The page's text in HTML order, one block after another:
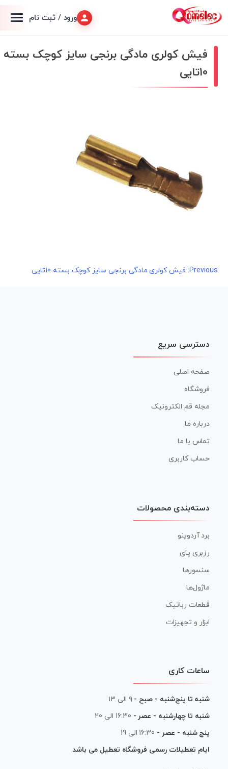
ورود / ثبت نام
فیش کولری مادگی برنجی سایز کوچک بسته
10تایی
راهبری
Previous: فیش کولری مادگی برنجی سایز کوچک بسته 10تایی
دسترسی سریع
صفحه اصلی
فروشگاه
مجله قم الکترونیک
درباره ما
تماس با ما
حساب کاربری
دسته‌بندی محصولات
برد آردوینو
رزبری پای
سنسورها
ماژول‌ها
قطعات رباتیک
ابزار و تجهیزات
ساعات کاری
شنبه تا پنج‌شنبه - صبح - ۹ الی ۱۳
شنبه تا چهارشنبه - عصر - 16:30 الی 20
پنج شنبه - عصر - 16:30 الی 19
ایام تعطیلات رسمی فروشگاه تعطیل می باشد